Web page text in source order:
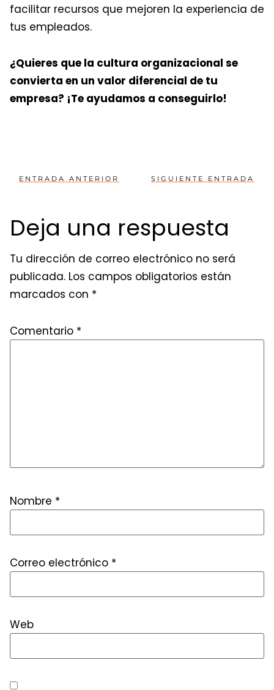
facilitar recursos que mejoren la experiencia de
tus empleados.
¿Quieres que la cultura organizacional se
convierta en un valor diferencial de tu
empresa? ¡Te ayudamos a conseguirlo!
ENTRADA ANTERIOR SIGUIENTE ENTRADA
Deja una respuesta
Tu dirección de correo electrónico no será
publicada. Los campos obligatorios están
marcados con *
Comentario *
Nombre *
Correo electrónico *
Web